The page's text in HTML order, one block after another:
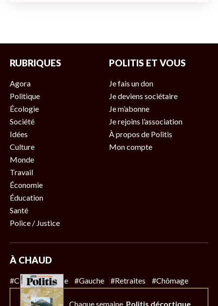
RUBRIQUES
Agora
Politique
Écologie
Société
Idées
Culture
Monde
Travail
Économie
Éducation
Santé
Police / Justice
POLITIS ET VOUS
Je fais un don
Je deviens sociétaire
Je m’abonne
Je rejoins l’association
À propos de Politis
Mon compte
À CHAUD
#Climat #Police #Gauche #Retraites #Chômage
Chaque semaine, Politis décortique